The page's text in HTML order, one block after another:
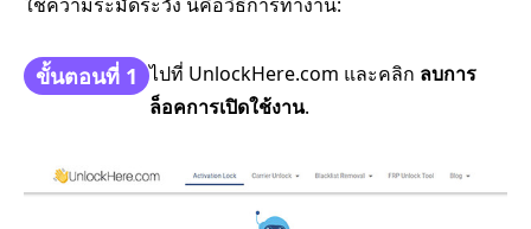
ขั้นตอนที่ 1 ไปที่ UnlockHere.com และคลิก ลบการ
ล็อคการเปิดใช้งาน.